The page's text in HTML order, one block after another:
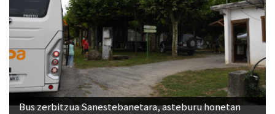
Bus zerbitzua Sanestebanetara, asteburu honetan